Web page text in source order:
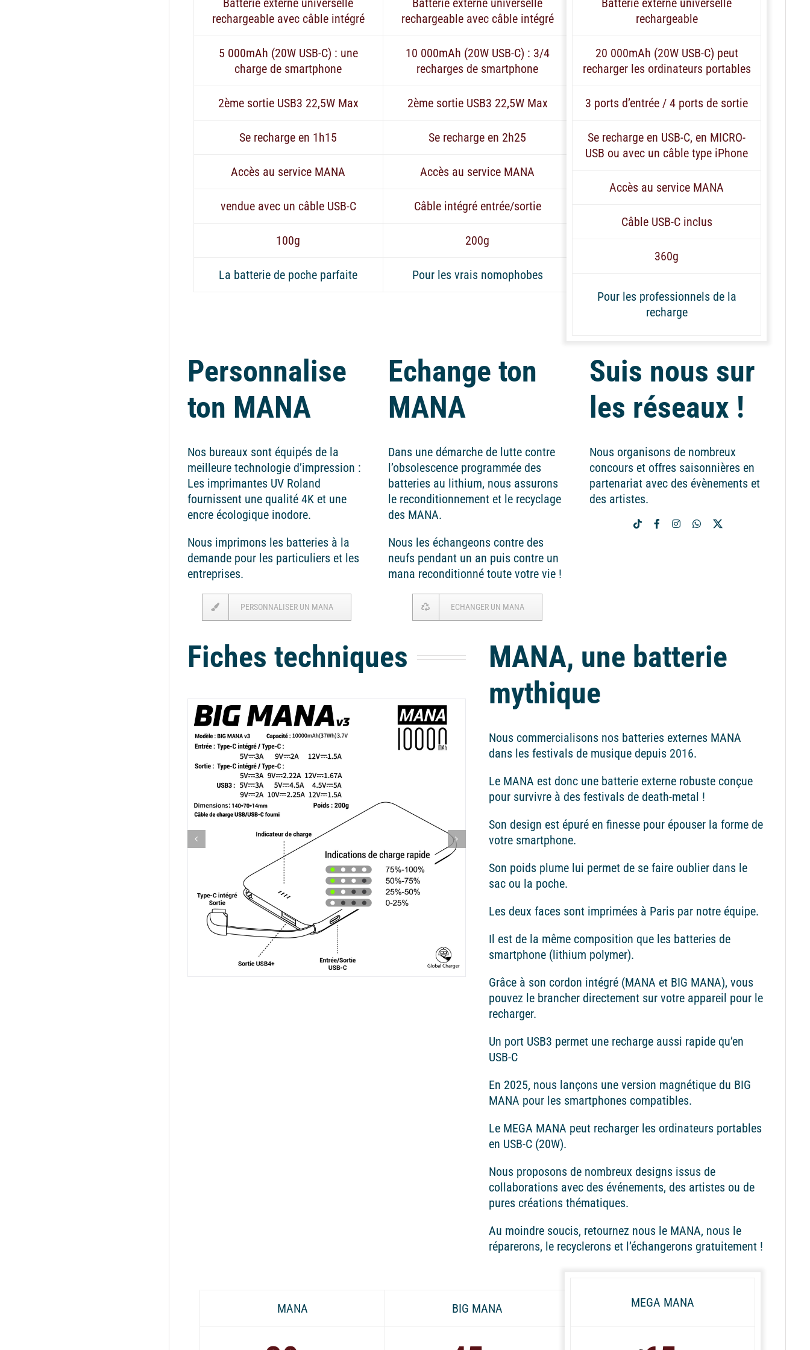
rechargeable avec câble intégré
5 000mAh (20W USB-C) : une
charge de smartphone
2ème sortie USB3 22,5W Max
Se recharge en 1h15
Accès au service MANA
vendue avec un câble USB-C
100g
La batterie de poche parfaite
rechargeable avec câble intégré
10 000mAh (20W USB-C) : 3/4
recharges de smartphone
2ème sortie USB3 22,5W Max
Se recharge en 2h25
Accès au service MANA
Câble intégré entrée/sortie
200g
Pour les vrais nomophobes
rechargeable
20 000mAh (20W USB-C) peut
recharger les ordinateurs portables
3 ports d’entrée / 4 ports de sortie
Se recharge en USB-C, en MICRO-
USB ou avec un câble type iPhone
Accès au service MANA
Câble USB-C inclus
360g
Pour les professionnels de la
recharge
Personnalise
ton MANA
Nos bureaux sont équipés de la
meilleure technologie d’impression :
Les imprimantes UV Roland
fournissent une qualité 4K et une
encre écologique inodore.
Nous imprimons les batteries à la
demande pour les particuliers et les
entreprises.
PERSONNALISER UN MANA
Echange ton
MANA
Dans une démarche de lutte contre
l’obsolescence programmée des
batteries au lithium, nous assurons
le reconditionnement et le recyclage
des MANA.
Nous les échangeons contre des
neufs pendant un an puis contre un
mana reconditionné toute votre vie !
ECHANGER UN MANA
Suis nous sur
les réseaux !
Nous organisons de nombreux
concours et offres saisonnières en
partenariat avec des évènements et
des artistes.
Fiches techniques
MANA, une batterie
mythique
Nous commercialisons nos batteries externes MANA
dans les festivals de musique depuis 2016.
Le MANA est donc une batterie externe robuste conçue
pour survivre à des festivals de death-metal !
Son design est épuré en finesse pour épouser la forme de
votre smartphone.
Son poids plume lui permet de se faire oublier dans le
sac ou la poche.
Les deux faces sont imprimées à Paris par notre équipe.
Il est de la même composition que les batteries de
smartphone (lithium polymer).
Grâce à son cordon intégré (MANA et BIG MANA), vous
pouvez le brancher directement sur votre appareil pour le
recharger.
Un port USB3 permet une recharge aussi rapide qu’en
USB-C
En 2025, nous lançons une version magnétique du BIG
MANA pour les smartphones compatibles.
Le MEGA MANA peut recharger les ordinateurs portables
en USB-C (20W).
Nous proposons de nombreux designs issus de
collaborations avec des événements, des artistes ou de
pures créations thématiques.
Au moindre soucis, retournez nous le MANA, nous le
réparerons, le recyclerons et l’échangerons gratuitement !
MANA BIG MANA MEGA MANA